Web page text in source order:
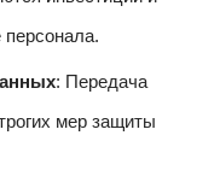
персонала.
: Передача
мер защиты